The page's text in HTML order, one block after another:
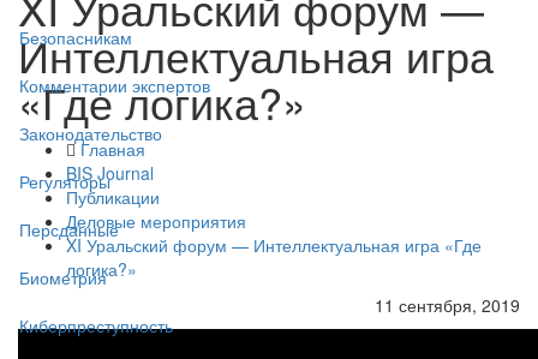
Безопасникам
Комментарии экспертов
Законодательство
Регуляторы
Персданные
Биометрия
Киберпреступность
Интеллектуальная игра
«Где логика?»
Главная
BIS Journal
Публикации
Деловые мероприятия
XI Уральский форум — Интеллектуальная игра «Где
логика?»
11 сентября, 2019